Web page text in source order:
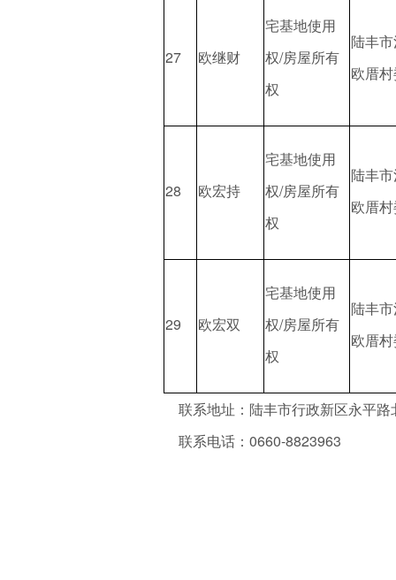
27 欧继财
宅基地使用
权/房屋所有
权
陆丰
欧厝
28 欧宏持
宅基地使用
权/房屋所有
权
陆丰
欧厝
29 欧宏双
宅基地使用
权/房屋所有
权
陆丰
欧厝
联系地址：陆丰市行政新区永平路
联系电话：0660-8823963